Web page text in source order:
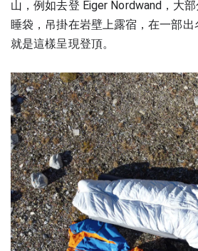
山，例如去登 Eiger Nordwand，大
睡袋，吊掛在岩壁上露宿，在一部
就是這樣呈現登頂。